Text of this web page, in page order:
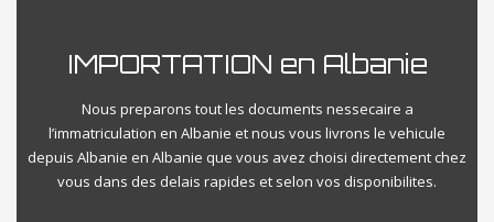
IMPORTATION en Albanie
Nous preparons tout les documents nessecaire a
l’immatriculation en Albanie et nous vous livrons le vehicule
depuis Albanie en Albanie que vous avez choisi directement chez
vous dans des delais rapides et selon vos disponibilites.